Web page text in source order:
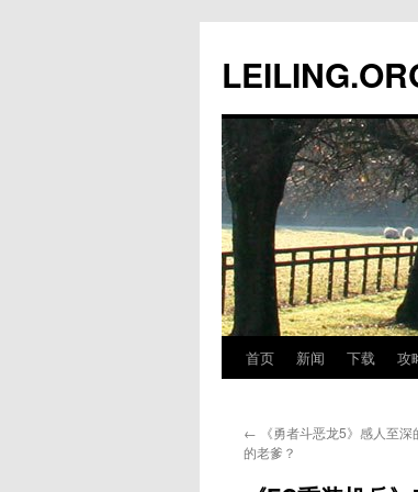
文
首页 新闻 下载 攻
← 《勇者斗恶龙5》感人至
的老爹？